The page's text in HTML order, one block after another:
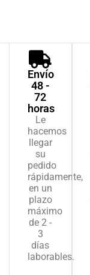
Envío
48 -
72
horas
Le
hacemos
llegar
su
pedido
rápidamente,
en un
plazo
máximo
de 2 -
3
días
laborables.